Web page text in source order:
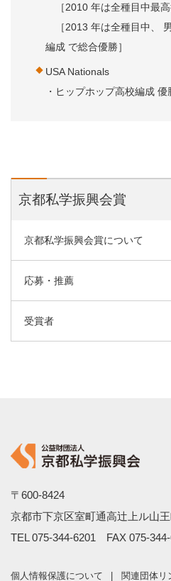
［2010 年は全種目中最高
［2013 年は全種目中、
編成 で総合優勝］
USA Nationals
・ヒップホップ高校編成 優
京都私学振興会賞
京都私学振興会賞について
応募・推薦
受賞者
〒600-8424
京都市下京区室町通高辻上ル山
TEL 075-344-6201 FAX 075-
個人情報保護について 関連団体リ